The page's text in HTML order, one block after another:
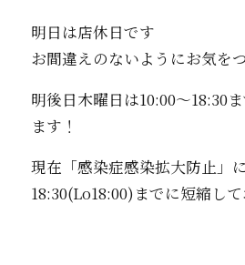
明日は店休日です
お間違えのないようにお気を
明後日木曜日は10:00〜18:30
ます！
現在「感染症感染拡大防止」
18:30(Lo18:00)までに短縮して